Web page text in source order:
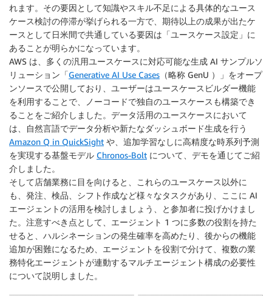
れます。その要因として知識やスキル不足による具体的なユース
ケース検討の停滞が挙げられる一方で、期待以上の成果が出たケ
ースとして日米間で共通している要因は「ユースケース設定」に
あることが明らかになっています。
AWS は、多くの汎用ユースケースに対応可能な生成 AI サンプルソ
リューション「Generative AI Use Cases （略称 GenU ）」をオープ
ンソースで公開しており、ユーザーはユースケースビルダー機能
を利用することで、ノーコードで独自のユースケースも構築でき
ることをご紹介しました。データ活用のユースケースにおいて
は、自然言語でデータ分析や新たなダッシュボード生成を行う
Amazon Q in QuickSight や、追加学習なしに高精度な時系列予測
を実現する基盤モデル Chronos-Bolt について、デモを通じてご紹
介しました。
そして店舗業務に目を向けると、これらのユースケース以外に
も、発注、検品、シフト作成など様々なタスクがあり、ここに AI
エージェントの活用を検討しましょう、と参加者に投げかけまし
た。注意すべき点として、エージェント 1 つに多数の役割を持た
せると、ハルシネーションの発生確率を高めたり、後からの機能
追加が困難になるため、エージェントを役割で分けて、複数の業
務特化エージェントが連動するマルチエージェント構成の必要性
について説明しました。